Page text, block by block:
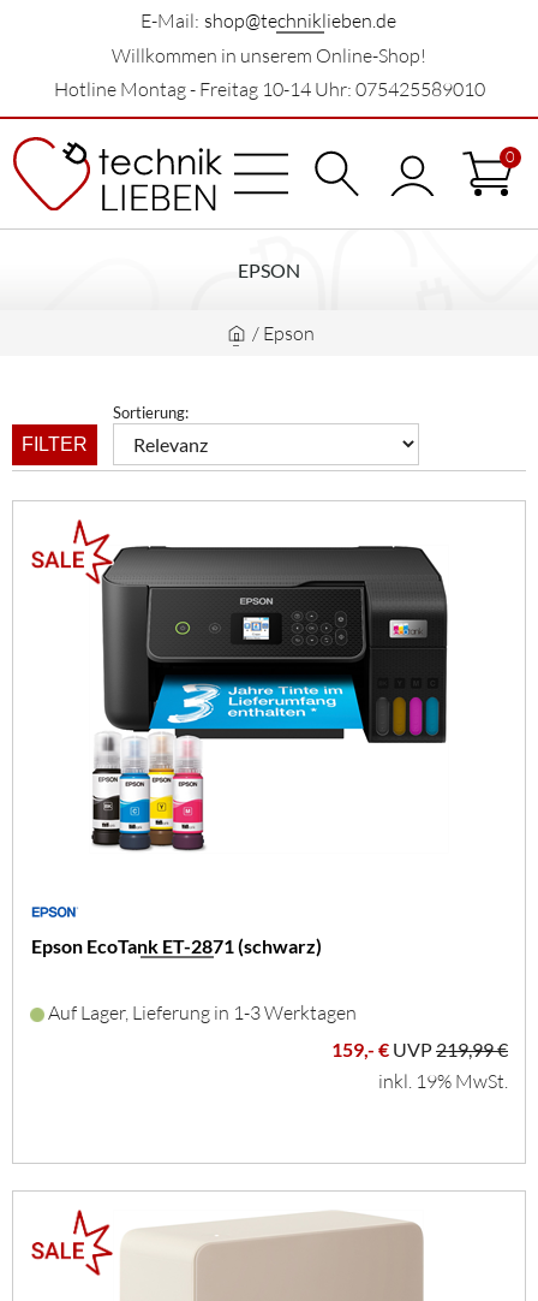
E-Mail: shop@techniklieben.de
Willkommen in unserem Online-Shop!
Hotline Montag - Freitag 10-14 Uhr: 075425589010
0
EPSON
/ Epson
FILTER
Sortierung:
Epson EcoTank ET-2871 (schwarz)
Auf Lager, Lieferung in 1-3 Werktagen
159,- € UVP219,99 €
inkl. 19% MwSt.